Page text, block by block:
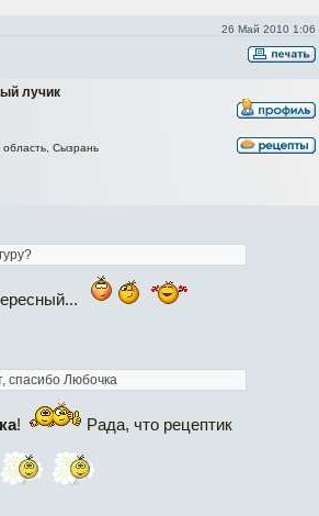
26 Май 2010 1:06
лучик
область, Сызрань
спасибо Любочка
! Рада, что рецептик